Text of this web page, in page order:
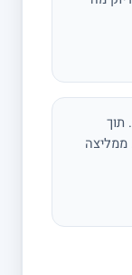
תוך
ממליצה